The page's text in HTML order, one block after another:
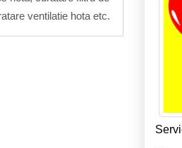
ventilatie hota etc.